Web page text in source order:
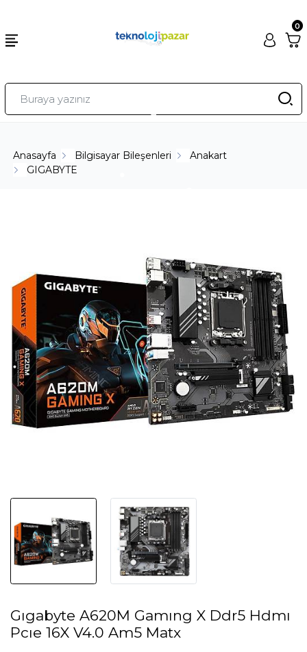
0
Anasayfa Bilgisayar Bileşenleri
Anakart
GIGABYTE
Gıgabyte A620M Gamıng X Ddr5 Hdmı
Pcıe 16X V4.0 Am5 Matx